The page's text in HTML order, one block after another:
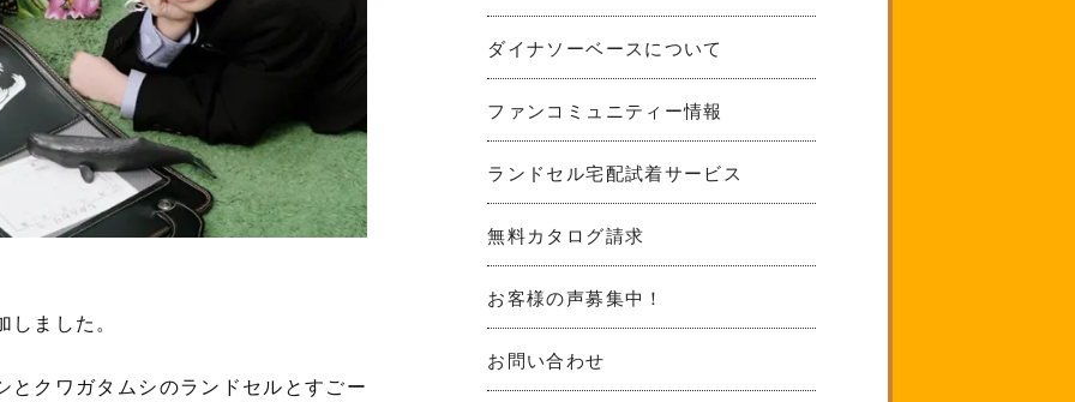
ました。
とクワガタムシのランドセルとすごー
ダイナソーベースについて
ファンコミュニティー情報
ランドセル宅配試着サービス
無料カタログ請求
お客様の声募集中！
お問い合わせ